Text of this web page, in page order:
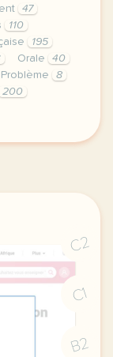
47
110
195
Orale
40
Problème
8
200
une priorite
C2
C1
B2